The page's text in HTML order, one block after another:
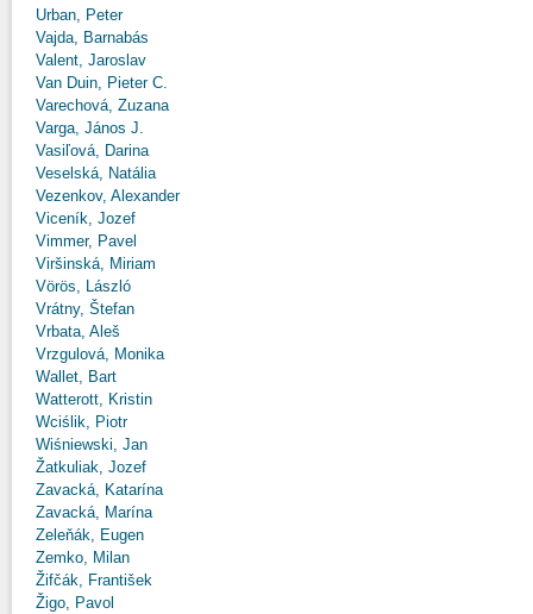
Urban, Peter
Vajda, Barnabás
Valent, Jaroslav
Van Duin, Pieter C.
Varechová, Zuzana
Varga, János J.
Vasiľová, Darina
Veselská, Natália
Vezenkov, Alexander
Viceník, Jozef
Vimmer, Pavel
Viršinská, Miriam
Vörös, László
Vrátny, Štefan
Vrbata, Aleš
Vrzgulová, Monika
Wallet, Bart
Watterott, Kristin
Wciślik, Piotr
Wiśniewski, Jan
Žatkuliak, Jozef
Zavacká, Katarína
Zavacká, Marína
Zeleňák, Eugen
Zemko, Milan
Žifčák, František
Žigo, Pavol